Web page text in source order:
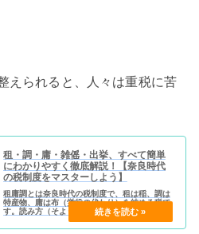
えられると、人々は重税に苦
租・調・庸・雑傜・出挙、すべて簡単
にわかりやすく徹底解説！【奈良時代
の税制度をマスターしよう】
租庸調とは奈良時代の税制度で、租は稲、調は
特産物、庸は布（労役の代わり）を納める税で
す。読み方（そようちょう）、それぞれの違
い、雑徭・出挙までわかりやすく解説します。